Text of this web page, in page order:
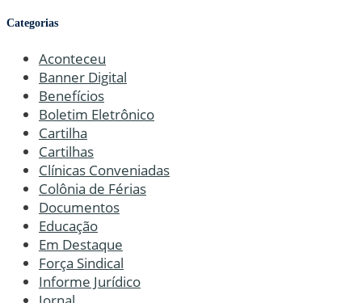
Categorias
Aconteceu
Banner Digital
Benefícios
Boletim Eletrônico
Cartilha
Cartilhas
Clínicas Conveniadas
Colônia de Férias
Documentos
Educação
Em Destaque
Força Sindical
Informe Jurídico